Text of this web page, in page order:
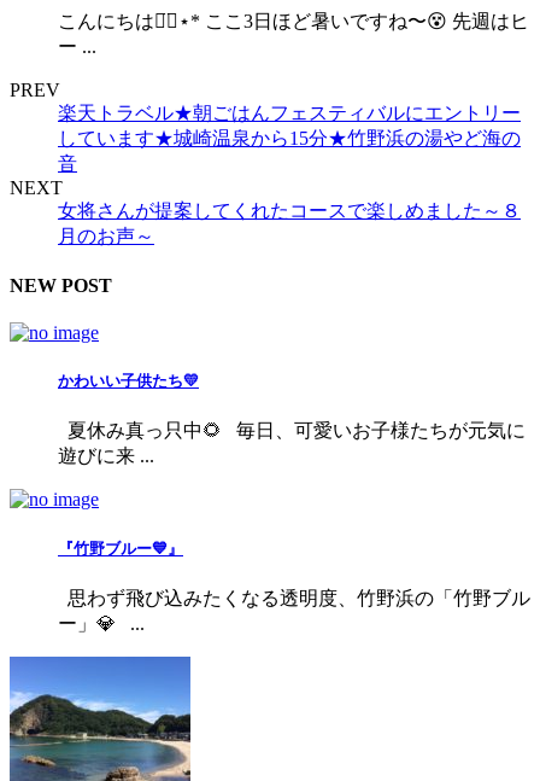
こんにちは◡̈⃝︎⋆︎* ここ3日ほど暑いですね〜😵 先週はヒ
ー ...
PREV
楽天トラベル★朝ごはんフェスティバルにエントリー
しています★城崎温泉から15分★竹野浜の湯やど海の
音
NEXT
女将さんが提案してくれたコースで楽しめました～８
月のお声～
NEW POST
かわいい子供たち💛
夏休み真っ只中🌻 毎日、可愛いお子様たちが元気に
遊びに来 ...
『竹野ブルー💙』
思わず飛び込みたくなる透明度、竹野浜の「竹野ブル
ー」💎 ...